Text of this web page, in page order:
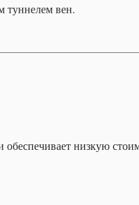
туннелем вен.
низкую